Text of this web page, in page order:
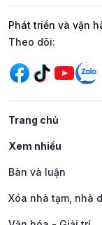
Phát triển và vận
Mạng xã
Theo dõi:
Trang chủ
Xem nhiều
Bàn và luận
Xóa nhà tạm, nhà